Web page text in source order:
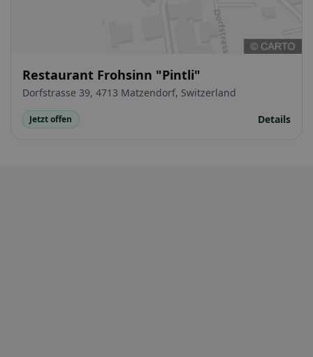
Restaurant Frohsinn "Pintli"
Dorfstrasse 39, 4713 Matzendorf, Switzerland
Jetzt offen Details